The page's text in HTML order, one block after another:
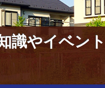
識やイベン